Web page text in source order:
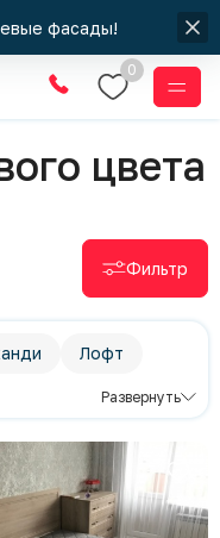
фасады!
0
цвета
Фильтр
Лофт
Развернуть